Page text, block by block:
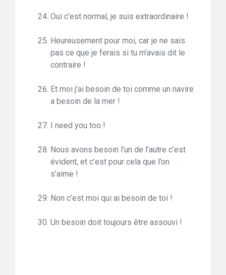
Oui c’est normal, je suis extraordinaire !
Heureusement pour moi, car je ne sais
pas ce que je ferais si tu m’avais dit le
contraire !
Et moi j’ai besoin de toi comme un navire
a besoin de la mer !
I need you too !
Nous avons besoin l’un de l’autre c’est
évident, et c’est pour cela que l’on
s’aime !
Non c’est moi qui ai besoin de toi !
Un besoin doit toujours être assouvi !